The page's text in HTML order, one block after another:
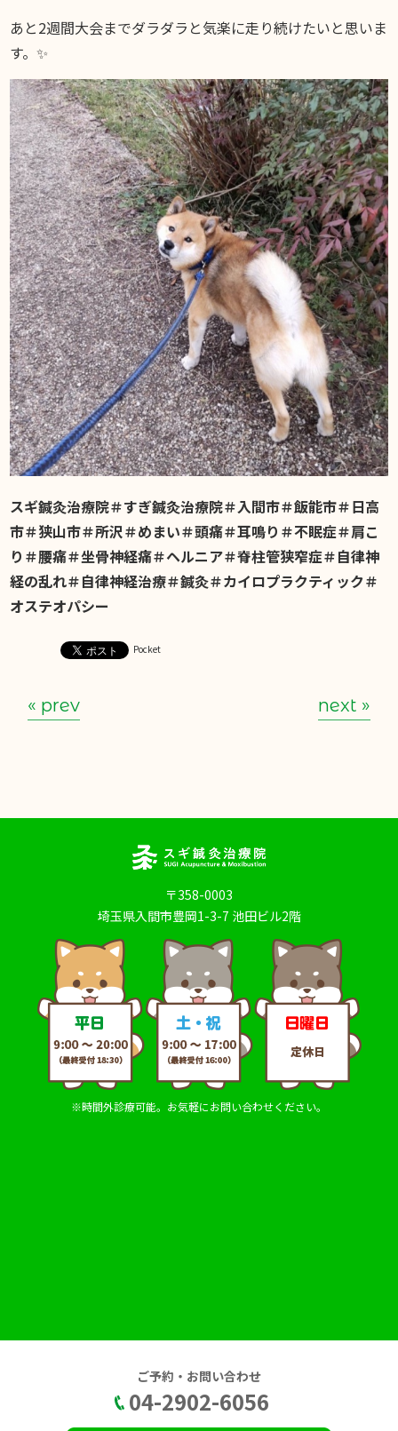
あと2週間大会までダラダラと気楽に走り続けたいと思いま
す。✨
スギ鍼灸治療院＃すぎ鍼灸治療院＃入間市＃飯能市＃日高
市＃狭山市＃所沢＃めまい＃頭痛＃耳鳴り＃不眠症＃肩こ
り＃腰痛＃坐骨神経痛＃ヘルニア＃脊柱管狭窄症＃自律神
経の乱れ＃自律神経治療＃鍼灸＃カイロプラクティック＃
オステオパシー
Pocket
« prev next »
〒358-0003
埼玉県入間市豊岡1-3-7 池田ビル2階
※時間外診療可能。お気軽にお問い合わせください。
ご予約・お問い合わせ
04-2902-6056